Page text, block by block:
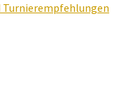
Turnierempfehlungen